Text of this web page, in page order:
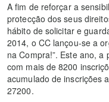
A fim de reforçar a
protecção dos seus
hábito de solicitar e
2014, o CC lançou-se a
na Compra!”. Este ano,
com mais de 8200
acumulado de inscrições
27200.